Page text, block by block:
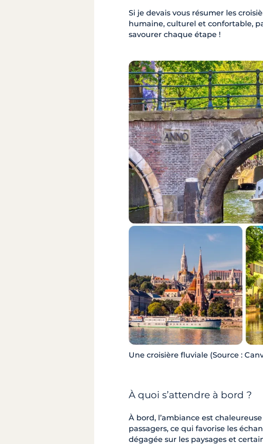
Si je devais vous résumer les
humaine, culturel et confortable,
savourer chaque étape !
Une croisière fluviale (Source :
À quoi s’attendre à bord ?
À bord, l’ambiance est
passagers, ce qui favorise les
dégagée sur les paysages et